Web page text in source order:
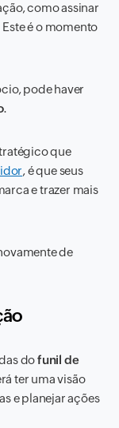
como assinar
é o momento
pode haver
.
que
, é que seus
e trazer mais
de
dofunil de
ter uma visão
e planejar ações